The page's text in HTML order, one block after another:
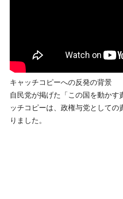
キャッチコピーへの反発の背景
自民党が掲げた「この国を動かす
ッチコピーは、政権与党としての
りました。